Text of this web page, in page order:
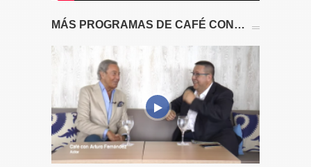
MÁS PROGRAMAS DE CAFÉ CON…